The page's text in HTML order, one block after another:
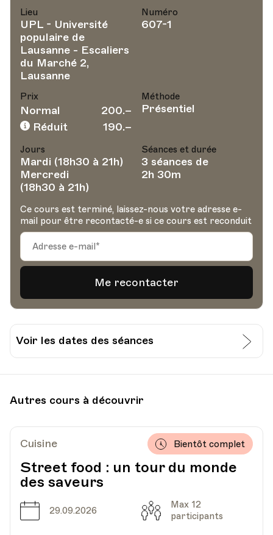
Lieu
UPL - Université
populaire de
Lausanne - Escaliers
du Marché 2,
Lausanne
Numéro
607-1
Prix
Normal
200.–
Réduit
190.–
Méthode
Présentiel
Jours
Mardi (18h30 à 21h)
Mercredi
(18h30 à 21h)
Séances et durée
3 séances de
2h 30m
Ce cours est terminé, laissez-nous votre adresse e-
mail pour être recontacté-e si ce cours est reconduit
Voir les dates des séances
Escaliers du Marché 2, Lausanne
Date
21.11.2023
UPL - Université populaire de Lausanne -
Autres cours à découvrir
Cuisine
Street food : un tour du monde
des saveurs
Bientôt complet
Date
29.09.2026 Capacité
Max 12
participants